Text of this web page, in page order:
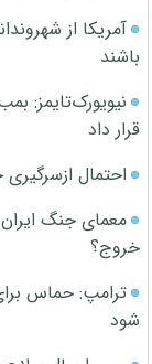
آمریکا از
باشند
قرار داد
احتمال
معمای جنگ ایران
خروج؟
ترامپ: حماس
شود